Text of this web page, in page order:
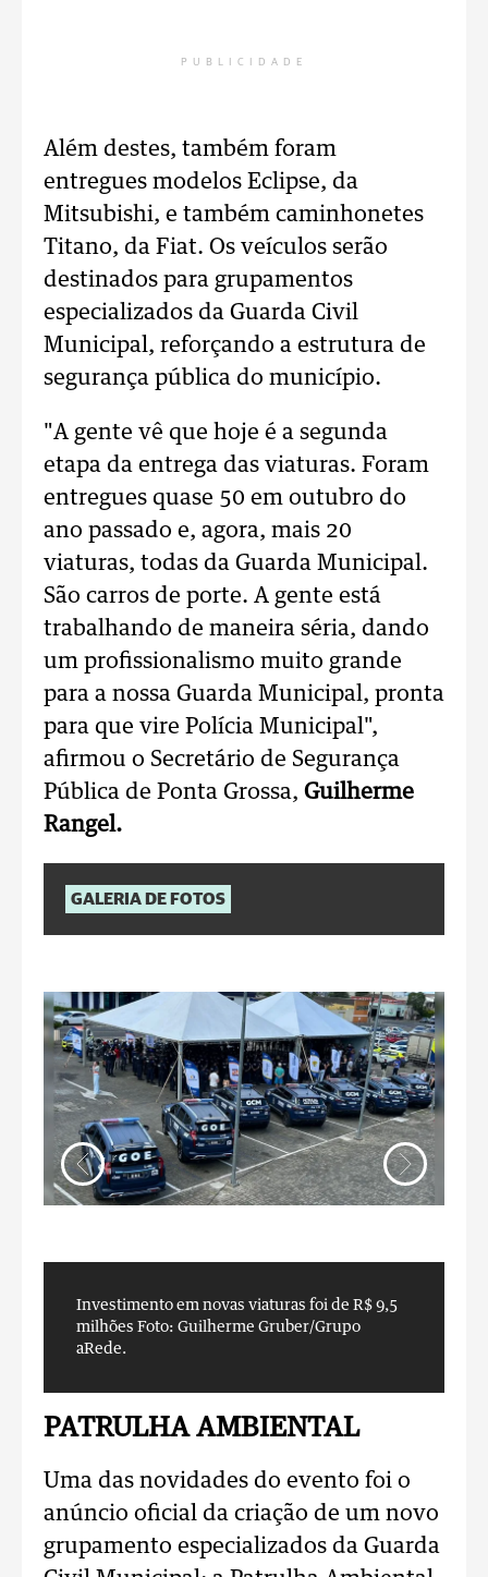
PUBLICIDADE
Além destes, também foram
entregues modelos Eclipse, da
Mitsubishi, e também caminhonetes
Titano, da Fiat. Os veículos serão
destinados para grupamentos
especializados da Guarda Civil
Municipal, reforçando a estrutura de
segurança pública do município.
"A gente vê que hoje é a segunda
etapa da entrega das viaturas. Foram
entregues quase 50 em outubro do
ano passado e, agora, mais 20
viaturas, todas da Guarda Municipal.
São carros de porte. A gente está
trabalhando de maneira séria, dando
um profissionalismo muito grande
para a nossa Guarda Municipal, pronta
para que vire Polícia Municipal",
afirmou o Secretário de Segurança
Pública de Ponta Grossa, Guilherme
Rangel.
GALERIA DE FOTOS
Investimento em novas viaturas foi de R$ 9,5
milhões Foto: Guilherme Gruber/Grupo
aRede.
PATRULHA AMBIENTAL
Uma das novidades do evento foi o
anúncio oficial da criação de um novo
grupamento especializados da Guarda